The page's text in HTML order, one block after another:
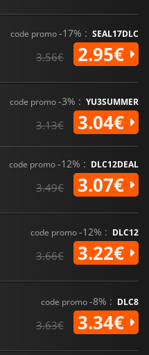
code promo-17% : SEAL17DLC
3.56€ 2.95€
code promo-3% : YU3SUMMER
3.13€ 3.04€
code promo-12% : DLC12DEAL
3.49€ 3.07€
code promo-12% : DLC12
3.66€ 3.22€
code promo-8% : DLC8
3.63€ 3.34€